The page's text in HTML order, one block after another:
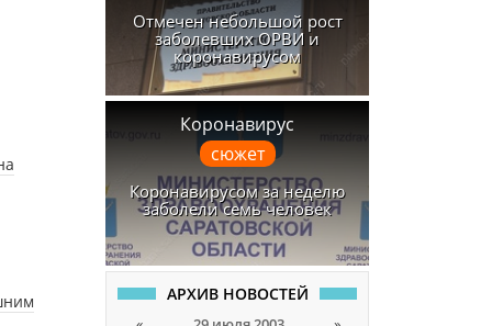
Отмечен небольшой рост
заболевших ОРВИ и
коронавирусом
Коронавирус
сюжет
Коронавирусом за неделю
заболели семь человек
АРХИВ НОВОСТЕЙ